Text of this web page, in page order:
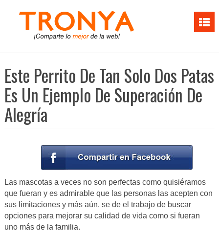
Este Perrito De Tan Solo Dos Patas
Es Un Ejemplo De Superación De
Alegría
Las mascotas a veces no son perfectas como quisiéramos
que fueran y es admirable que las personas las acepten con
sus limitaciones y más aún, se de el trabajo de buscar
opciones para mejorar su calidad de vida como si fueran
uno más de la familia.